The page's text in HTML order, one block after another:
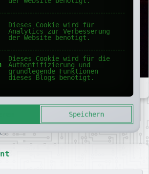
Koester am 2025-01-14
Dieses Cookie wird für
Analytics zur Verbesserung
der Website benötigt.
Dieses Cookie wird für die
Authentifizierung und
grundlegende Funktionen
dieses Blogs benötigt.
Speichern